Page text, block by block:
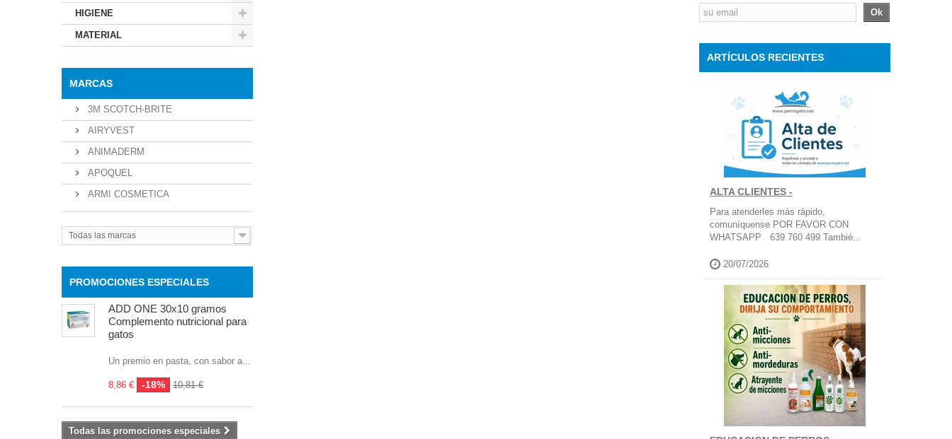
HIGIENE
MATERIAL
MARCAS
3M SCOTCH-BRITE
AIRYVEST
ANIMADERM
APOQUEL
ARMI COSMETICA
Todas las marcas
PROMOCIONES ESPECIALES
ADD ONE 30x10 gramos
Complemento nutricional para
gatos
Un premio en pasta, con sabor a...
8,86 € -18% 10,81 €
Todas las promociones especiales
Ok
ARTÍCULOS RECIENTES
ALTA CLIENTES -
Para atenderles más rápido,
comuníquense POR FAVOR CON
WHATSAPP 639 760 499 Tambié...
20/07/2026